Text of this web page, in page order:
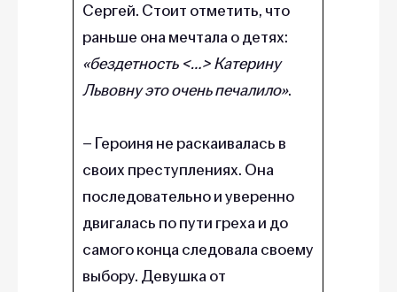
Сергей. Стоит отметить, что
раньше она мечтала о детях:
«бездетность <…> Катерину
Львовну это очень печалило».
– Героиня не раскаивалась в
своих преступлениях. Она
последовательно и уверенно
двигалась по пути греха и до
самого конца следовала своему
выбору. Девушка от